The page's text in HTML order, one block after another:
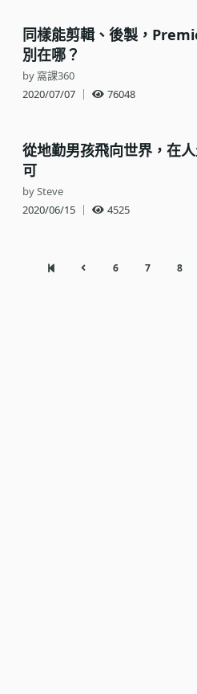
同樣能剪輯、後製，
別在哪？
by 窩課360
2020/07/07 ｜ 76048
從地勤男孩飛向世界，在
可
by Steve
2020/06/15 ｜ 4525
6 7 8